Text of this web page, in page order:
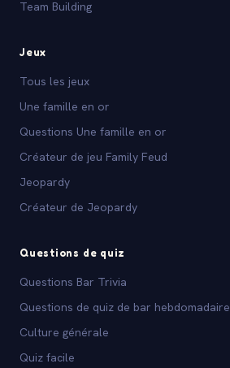
Team Building
Jeux
Tous les jeux
Une famille en or
Questions Une famille en or
Créateur de jeu Family Feud
Jeopardy
Créateur de Jeopardy
Questions de quiz
Questions Bar Trivia
Questions de quiz de bar hebdomadaire
Culture générale
Quiz facile